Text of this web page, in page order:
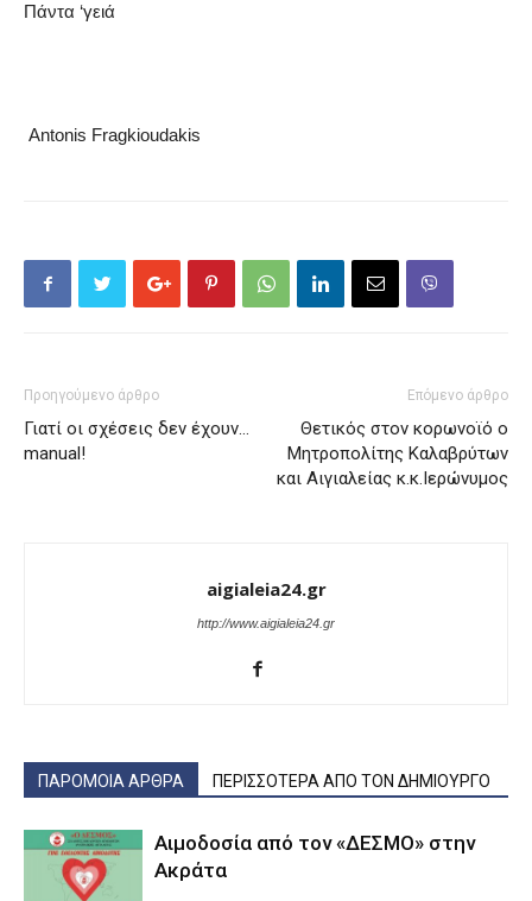
Πάντα ‘γειά
Antonis Fragkioudakis
Προηγούμενο άρθρο
Γιατί οι σχέσεις δεν έχουν…
manual!
Επόμενο άρθρο
Θετικός στον κορωνοϊό o
Μητροπολίτης Καλαβρύτων
και Αιγιαλείας κ.κ.Ιερώνυμος
aigialeia24.gr
http://www.aigialeia24.gr
ΠΑΡΟΜΟΙΑ ΑΡΘΡΑ ΠΕΡΙΣΣΟΤΕΡΑ ΑΠΟ ΤΟΝ ΔΗΜΙΟΥΡΓΟ
Αιμοδοσία από τον «ΔΕΣΜΟ» στην
Ακράτα